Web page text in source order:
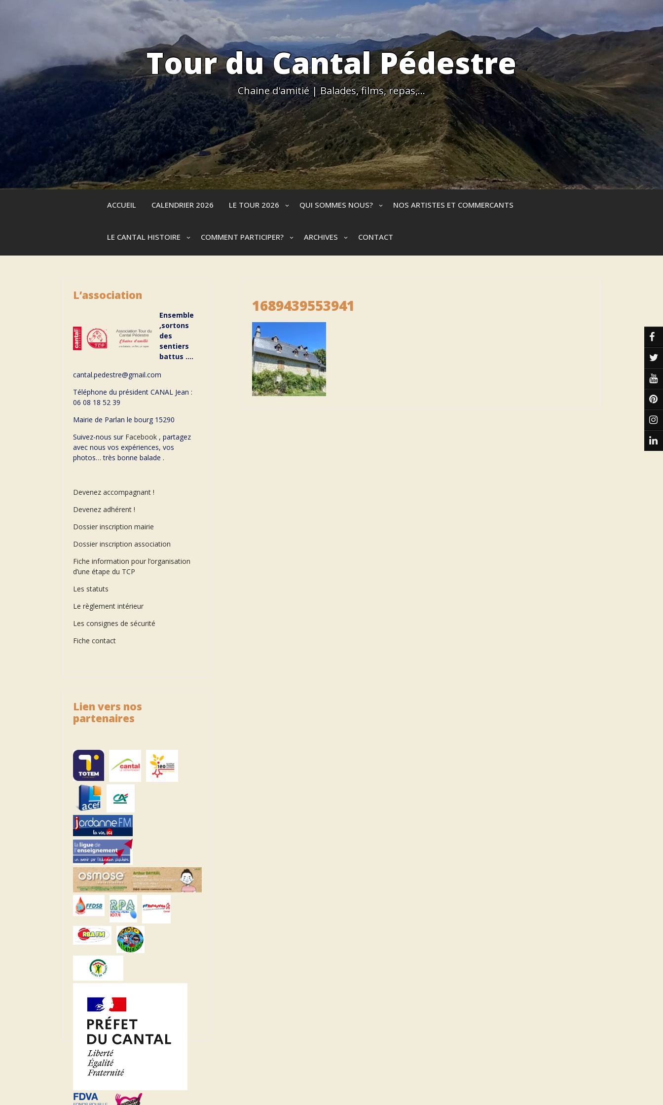
Tour du Cantal Pédestre
Chaine d'amitié | Balades, films, repas,…
ACCUEIL CALENDRIER 2026 LE TOUR 2026 QUI SOMMES NOUS? NOS ARTISTES ET COMMERCANTS
LE CANTAL HISTOIRE COMMENT PARTICIPER? ARCHIVES CONTACT
1689439553941
L’association
Ensemble
,sortons
des
sentiers
battus ….
cantal.pedestre@gmail.com
Téléphone du président CANAL Jean :
06 08 18 52 39
Mairie de Parlan le bourg 15290
Suivez-nous sur Facebook , partagez
avec nous vos expériences, vos
photos… très bonne balade .
Devenez accompagnant !
Devenez adhérent !
Dossier inscription mairie
Dossier inscription association
Fiche information pour l’organisation
d’une étape du TCP
Les statuts
Le règlement intérieur
Les consignes de sécurité
Fiche contact
Lien vers nos
partenaires